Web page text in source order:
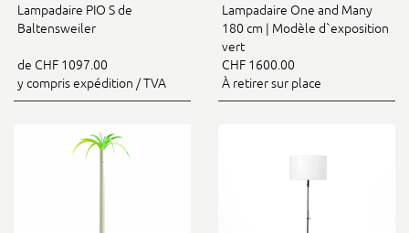
Lampadaire PIO S de
Baltensweiler
de CHF 1097.00
y compris expédition / TVA
Lampadaire One and Many
180 cm | Modèle d`exposition
vert
CHF 1600.00
À retirer sur place